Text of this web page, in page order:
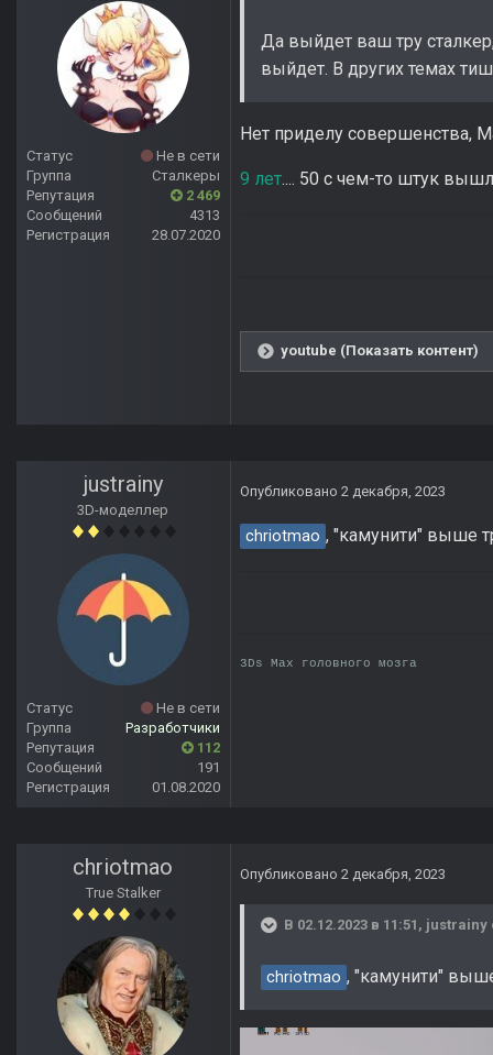
Статус
Не в сети
Группа
Сталкеры
Репутация
2 469
Сообщений
4313
Регистрация
28.07.2020
Да выйдет ваш тру
выйдет. В других темах
Нет приделу совершенства,
9 лет.... 50 с чем-то штук
youtube (Показать контент)
justrainy
3D-моделлер
Статус
Не в сети
Группа
Разработчики
Репутация
112
Сообщений
191
Регистрация
01.08.2020
Опубликовано 2 декабря, 2023
chriotmao , "камунити" выше
3Ds Max головного мозга
chriotmao
True Stalker
Опубликовано 2 декабря, 2023
В 02.12.2023 в 11:51, justrainy
chriotmao , "камунити"